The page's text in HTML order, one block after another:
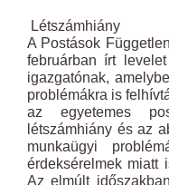
Létszámhiány
A Postások
februárban írt
igazgatónak,
problémákra is
az egyetemes
létszámhiány és az
munkaügyi
érdeksérelmek miatt
Az elmúlt